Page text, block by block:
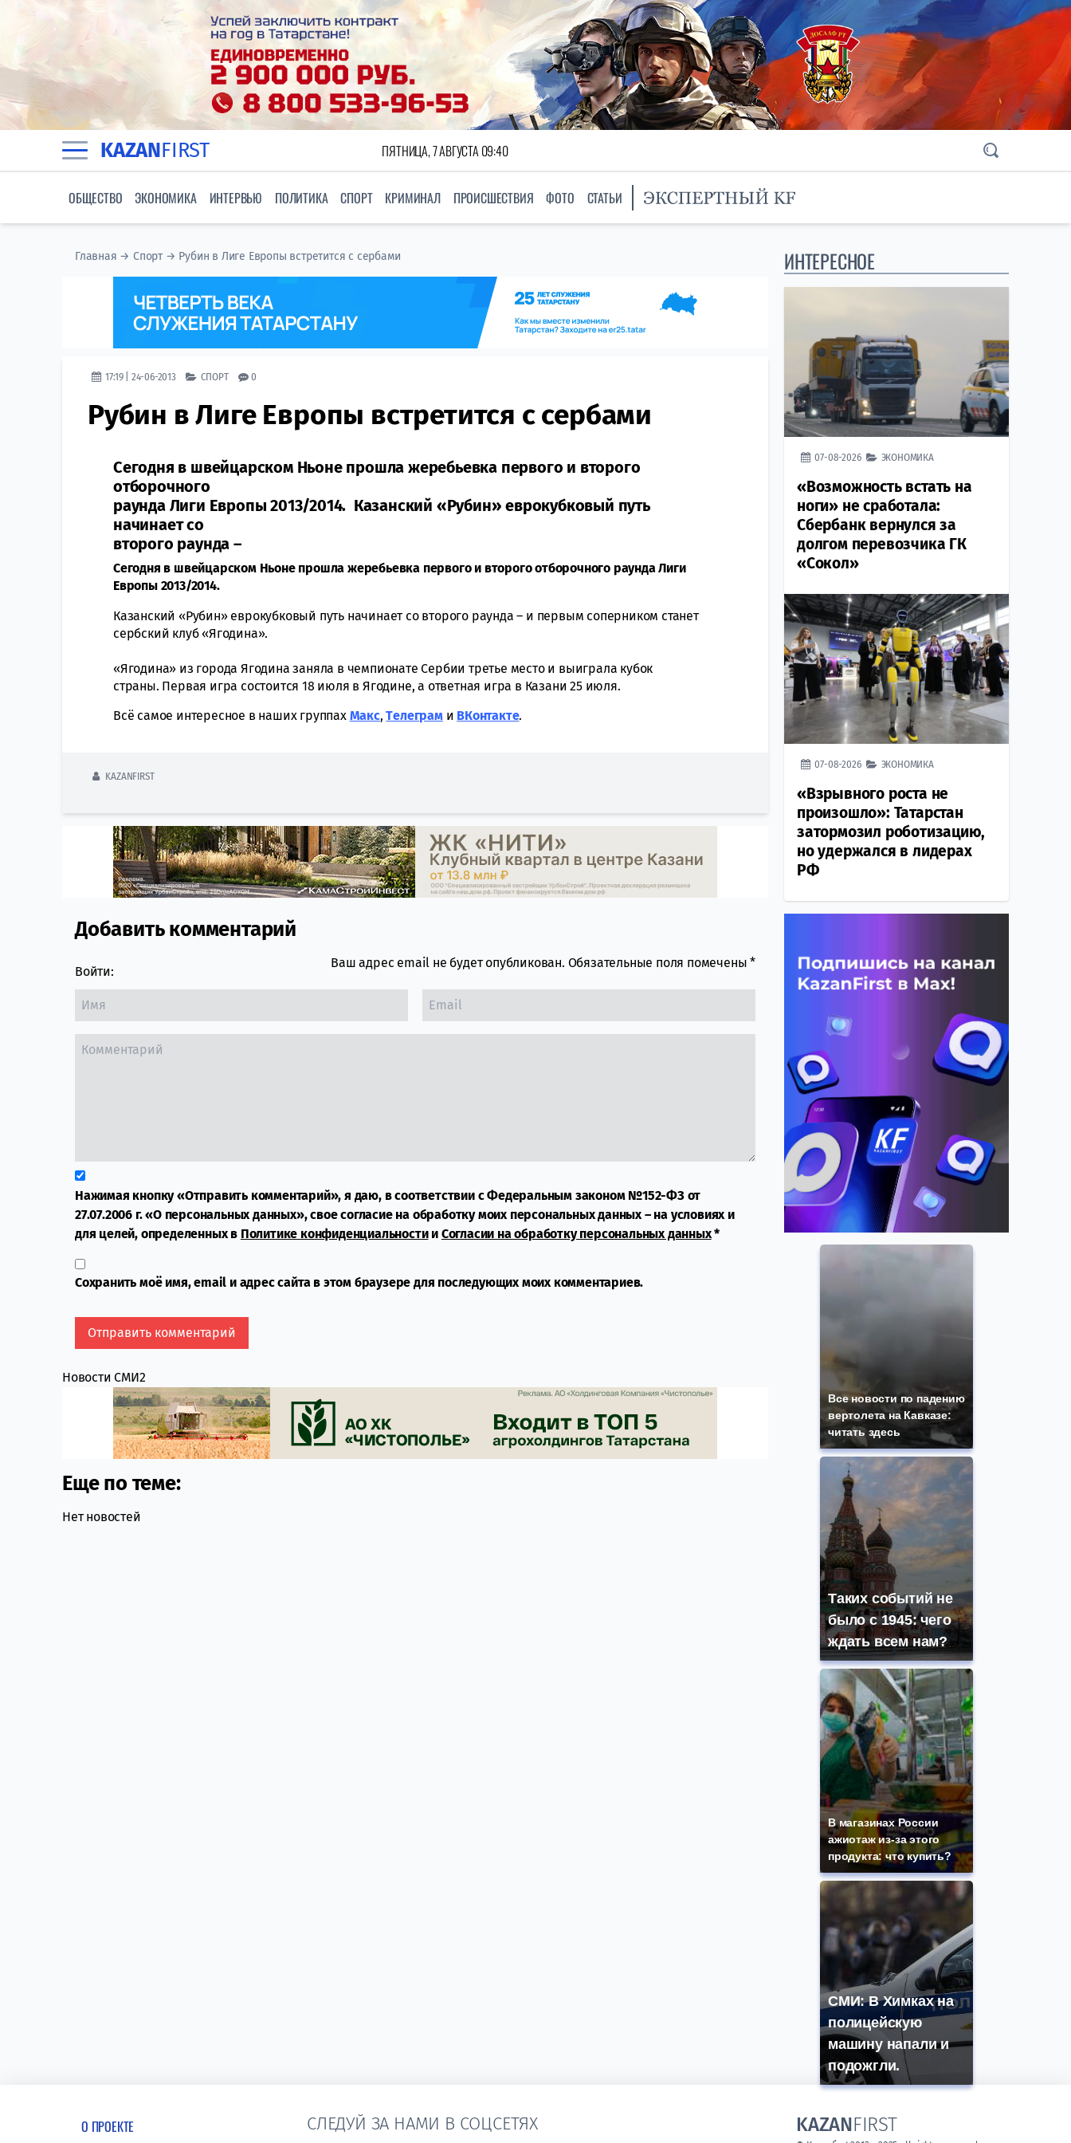
KAZANFIRST ПЯТНИЦА, 7 АВГУСТА 09:40
ОБЩЕСТВО ЭКОНОМИКА ИНТЕРВЬЮ ПОЛИТИКА СПОРТ КРИМИНАЛ ПРОИСШЕСТВИЯ ФОТО СТАТЬИ
Главная →Спорт→ Рубин в Лиге Европы встретится с сербами
17:19 | 24-06-2013 СПОРТ 0
Рубин в Лиге Европы встретится с сербами
Сегодня в швейцарском Ньоне прошла жеребьевка первого и второго
отборочного
раунда Лиги Европы 2013/2014. Казанский «Рубин» еврокубковый путь
начинает со
второго раунда –
Сегодня в швейцарском Ньоне прошла жеребьевка первого и второго отборочного раунда Лиги
Европы 2013/2014.
Казанский «Рубин» еврокубковый путь начинает со второго раунда – и первым соперником станет
сербский клуб «Ягодина».
«Ягодина» из города Ягодина заняла в чемпионате Сербии третье место и выиграла кубок
страны. Первая игра состоится 18 июля в Ягодине, а ответная игра в Казани 25 июля.
Всё самое интересное в наших группах Макс,Tелеграми ВКонтакте.
KAZANFIRST
Comment section
Добавить комментарий
Войти:
Ваш адрес email не будет опубликован. Обязательные поля помечены*
Нажимая кнопку «Отправить комментарий», я даю, в соответствии с Федеральным законом №152-ФЗ от
27.07.2006 г. «О персональных данных», свое согласие на обработку моих персональных данных – на условиях и
для целей, определенных в Политике конфиденциальностии Согласии на обработку персональных данных*
Сохранить моё имя, email и адрес сайта в этом браузере для последующих моих комментариев.
Новости СМИ2
Еще по теме:
Нет новостей
ИНТЕРЕСНОЕ
07-08-2026 ЭКОНОМИКА
«Возможность встать на
ноги» не сработала:
Сбербанк вернулся за
долгом перевозчика ГК
«Сокол»
07-08-2026 ЭКОНОМИКА
«Взрывного роста не
произошло»: Татарстан
затормозил роботизацию,
но удержался в лидерах
РФ
Все новости по падению
вертолета на Кавказе:
читать здесь
Таких событий не
было с 1945: чего
ждать всем нам?
В магазинах России
ажиотаж из-за этого
продукта: что купить?
СМИ: В Химках на
полицейскую
машину напали и
подожгли.
О ПРОЕКТЕ СЛЕДУЙ ЗА НАМИ В СОЦСЕТЯХ KAZANFIRST